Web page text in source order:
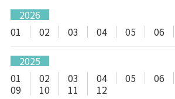
2026
01
02 03 04 05 06
2025
01
02 03 04 05 06
09
10 11 12